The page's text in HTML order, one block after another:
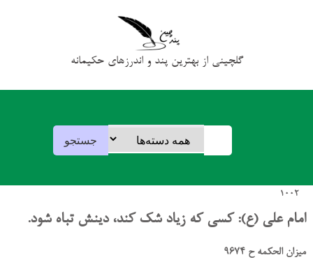
گلچینی از بهترین پند و اندرزهای حکیمانه
1002
امام علی (ع): کسی که زیاد شک کند، دینش تباه شود.
میزان الحکمه ح 9674